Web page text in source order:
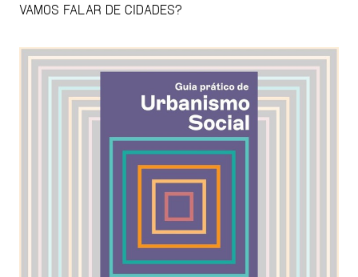
VAMOS FALAR DE CIDADES?